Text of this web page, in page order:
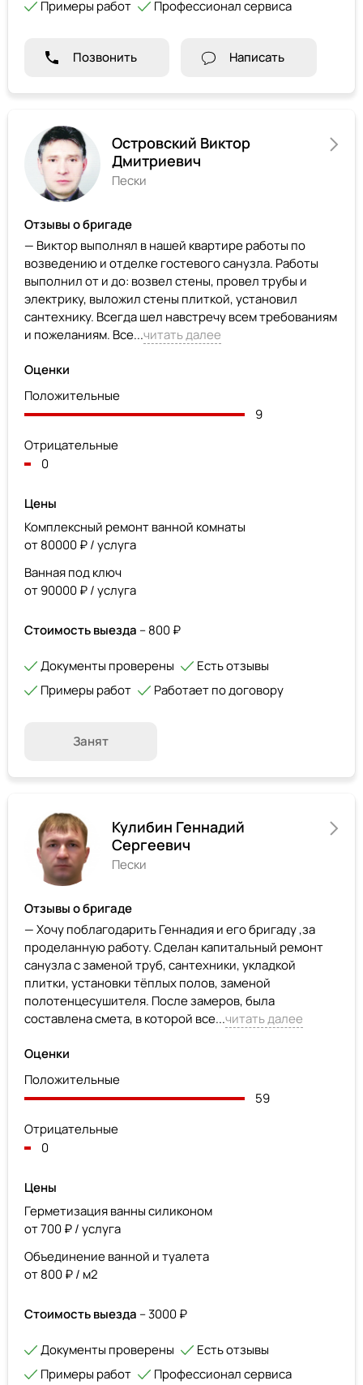
Примеры работ Профессионал сервиса
Позвонить Написать
Островский Виктор
Дмитриевич
Пески
Отзывы о бригаде
— Виктор выполнял в нашей квартире работы по
возведению и отделке гостевого санузла. Работы
выполнил от и до: возвел стены, провел трубы и
электрику, выложил стены плиткой, установил
сантехнику. Всегда шел навстречу всем требованиям
и пожеланиям. Все...читать далее
Оценки
Положительные
9
Отрицательные
0
Цены
Комплексный ремонт ванной комнаты
от 80000 ₽ / услуга
Ванная под ключ
от 90000 ₽ / услуга
Стоимость выезда – 800 ₽
Документы проверены
Есть отзывы
Примеры работ
Работает по договору
Занят
Кулибин Геннадий
Сергеевич
Пески
Отзывы о бригаде
— Хочу поблагодарить Геннадия и его бригаду ,за
проделанную работу. Сделан капитальный ремонт
санузла с заменой труб, сантехники, укладкой
плитки, установки тёплых полов, заменой
полотенцесушителя. После замеров, была
составлена смета, в которой все...читать далее
Оценки
Положительные
59
Отрицательные
0
Цены
Герметизация ванны силиконом
от 700 ₽ / услуга
Объединение ванной и туалета
от 800 ₽ / м2
Стоимость выезда – 3000 ₽
Документы проверены
Есть отзывы
Примеры работ
Профессионал сервиса